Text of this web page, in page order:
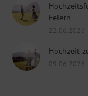
Feiern
22.06.2026
Hochzeit
09.06.2026